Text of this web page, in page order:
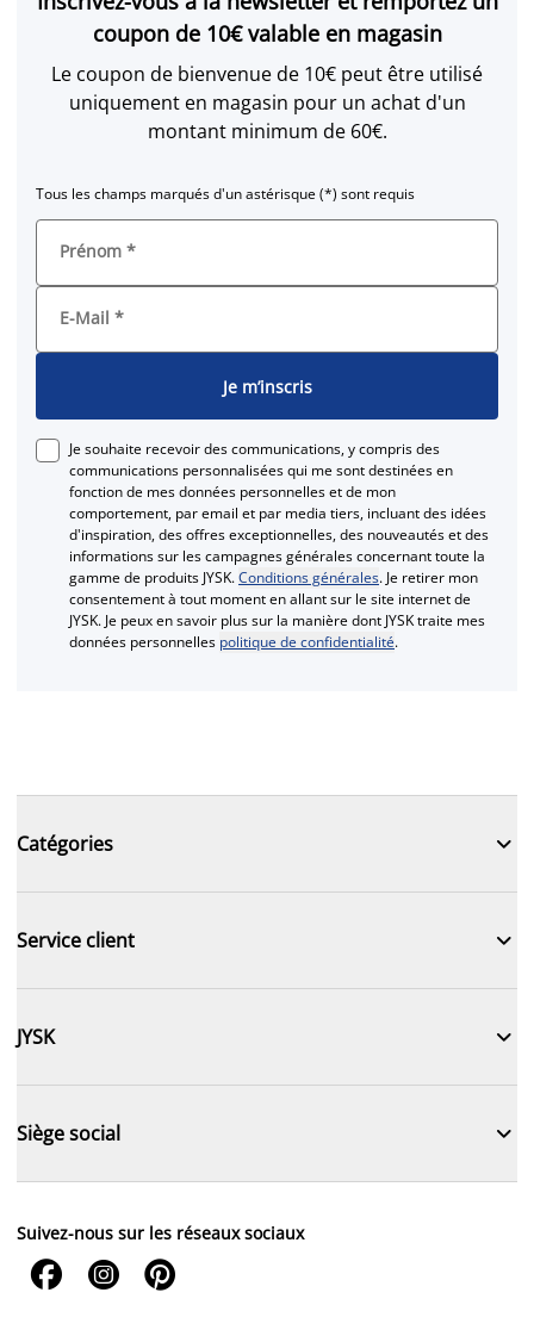
coupon de 10€ valable en magasin
Le coupon de bienvenue de 10€ peut être utilisé
uniquement en magasin pour un achat d'un
montant minimum de 60€.
Tous les champs marqués d'un astérisque (*) sont requis
Prénom *
E-Mail *
Je m’inscris
Je souhaite recevoir des communications, y compris des
communications personnalisées qui me sont destinées en
fonction de mes données personnelles et de mon
comportement, par email et par media tiers, incluant des idées
d'inspiration, des offres exceptionnelles, des nouveautés et des
informations sur les campagnes générales concernant toute la
gamme de produits JYSK.Conditions générales. Je retirer mon
consentement à tout moment en allant sur le site internet de
JYSK. Je peux en savoir plus sur la manière dont JYSK traite mes
données personnelles politique de confidentialité.
Catégories 
Service client 
JYSK 
Siège social 
Suivez-nous sur les réseaux sociaux
  